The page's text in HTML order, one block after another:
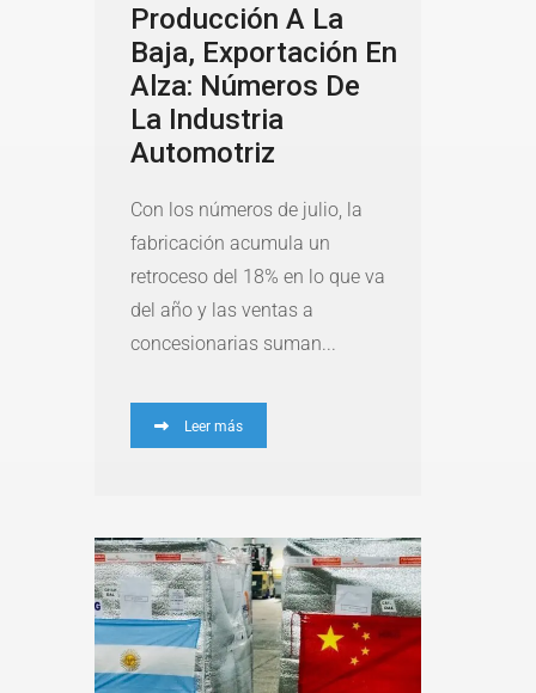
Producción A La
Baja, Exportación En
Alza: Números De
La Industria
Automotriz
Con los números de julio, la
fabricación acumula un
retroceso del 18% en lo que va
del año y las ventas a
concesionarias suman...
Leer más